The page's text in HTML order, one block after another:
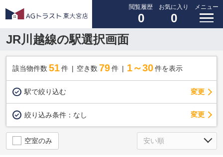
閲覧履歴
0
お気に入り
0
メニュー
JR川越線の駅選択画面
該当物件数 51件 空き数 79 件 1～30 件を表示
駅で絞り込む 変更
絞り込み条件： なし 変更
空室のみ